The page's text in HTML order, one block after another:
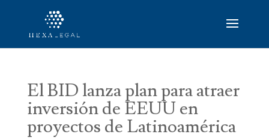
El BID lanza plan para atraer
inversión de EEUU en
proyectos de Latinoamérica